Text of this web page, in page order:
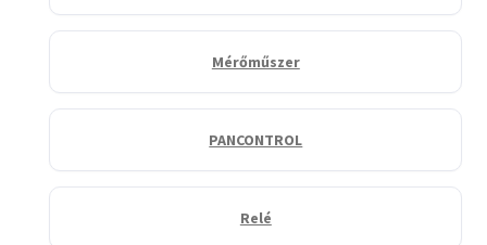
Mérőműszer
PANCONTROL
Relé